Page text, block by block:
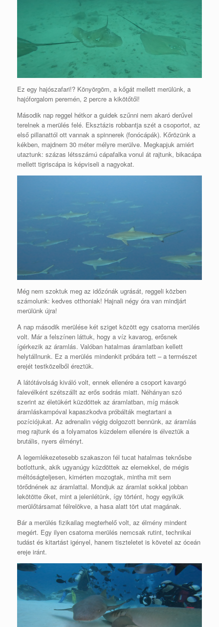
Ez egy hajószafari!? Könyörgöm, a kőgát mellett merülünk, a
hajóforgalom peremén, 2 percre a kikötőtől!
Második nap reggel hétkor a guidek szűnni nem akaró derűvel
terelnek a merülés felé. Eksztázis robbantja szét a csoportot, az
első pillanattól ott vannak a spinnerek (fonócápák). Kőrözünk a
kékben, majdnem 30 méter mélyre merülve. Megkapjuk amiért
utaztunk: százas létsszámú cápafalka vonul át rajtunk, bikacápa
mellett tigriscápa is képviseli a nagyokat.
Még nem szoktuk meg az időzónák ugrását, reggeli közben
számolunk: kedves otthoniak! Hajnali négy óra van mindjárt
merülünk újra!
A nap második merülése két sziget között egy csatorna merülés
volt. Már a felszínen láttuk, hogy a víz kavarog, erősnek
ígérkezik az áramlás. Valóban hatalmas áramlatban kellett
helytállnunk. Ez a merülés mindenkit próbára tett – a természet
erejét testközelből éreztük.
A látótávolság kiváló volt, ennek ellenére a csoport kavargó
falevélként szétszállt az erős sodrás miatt. Néhányan szó
szerint az életükért küzdöttek az áramlatban, míg mások
áramláskampóval kapaszkodva próbálták megtartani a
pozíciójukat. Az adrenalin végig dolgozott bennünk, az áramlás
meg rajtunk és a folyamatos küzdelem ellenére is élveztük a
brutális, nyers élményt.
A legemlékezetesebb szakaszon fél tucat hatalmas teknősbe
botlottunk, akik ugyanúgy küzdöttek az elemekkel, de mégis
méltóságteljesen, kimérten mozogtak, mintha mit sem
törődnének az áramlattal. Mondjuk az áramlat sokkal jobban
lekötötte őket, mint a jelenlétünk, így történt, hogy egyikük
merülőtársamat félrelökve, a hasa alatt tört utat magának.
Bár a merülés fizikailag megterhelő volt, az élmény mindent
megért. Egy ilyen csatorna merülés nemcsak rutint, technikai
tudást és kitartást igényel, hanem tiszteletet is követel az óceán
ereje iránt.